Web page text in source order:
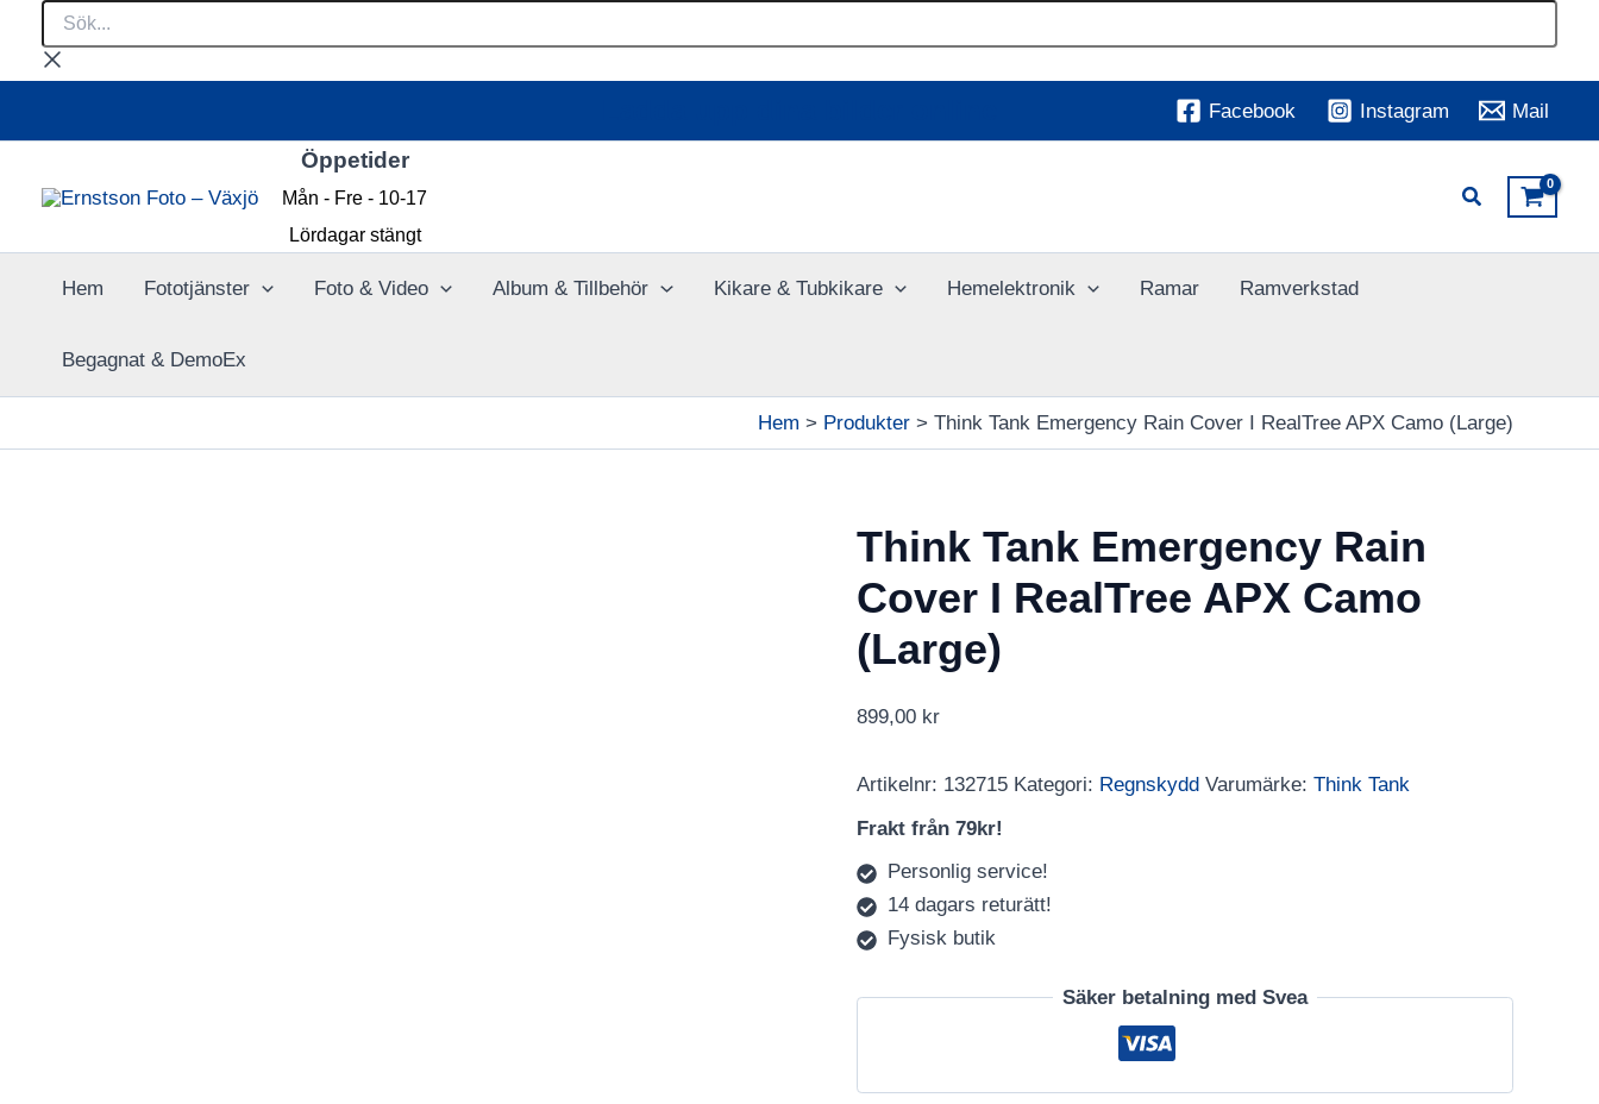
innehåll
Sök...
Facebook Instagram Mail
Öppetider
Mån - Fre - 10-17
Lördagar stängt
Hem Fototjänster Foto & Video Album & Tillbehör Kikare & Tubkikare Hemelektronik Ramar Ramverkstad
Begagnat & DemoEx
Hem Produkter Think Tank Emergency Rain Cover I RealTree APX Camo (Large)
Think Tank Emergency Rain
Cover I RealTree APX Camo
(Large)
899,00 kr
Artikelnr: 132715 Kategori: Regnskydd Varumärke: Think Tank
Frakt från 79kr!
Personlig service!
14 dagars returätt!
Fysisk butik
Säker betalning med Svea